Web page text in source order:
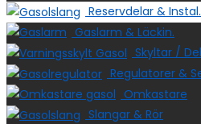
Reservdelar & Instal.
Gaslarm & Läckin.
Skyltar /
Regulatorer &
Omkastare
Slangar & Rör